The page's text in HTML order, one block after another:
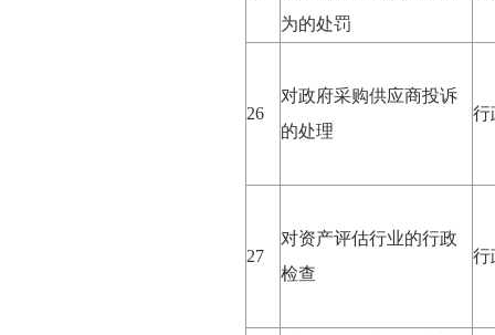
为的处罚
26
对政府采购供应商投诉
的处理
行
27
对资产评估行业的行政
检查
行